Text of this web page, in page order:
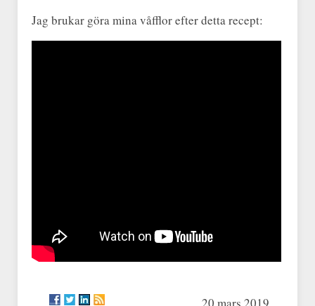
Jag brukar göra mina våfflor efter detta recept: